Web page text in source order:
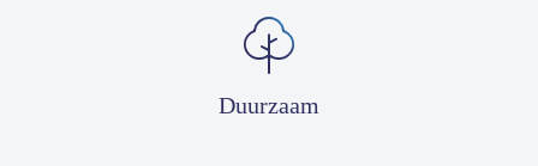
Duurzaam